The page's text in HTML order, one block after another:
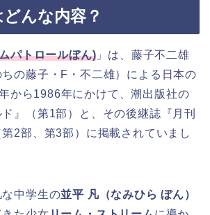
んな内容？
パトロールぼん) 」は、藤子不二雄
の藤子・F・不二雄）による日本の
から1986年にかけて、潮出版社の
ド』（第1部）と、その後継誌『月刊
2部、第3部）に掲載されていまし
中学生の並平 凡（なみひら ぼん）